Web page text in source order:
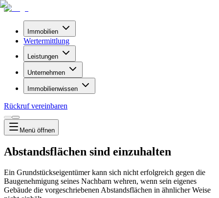
Immobilien
Wertermittlung
Leistungen
Unternehmen
Immobilienwissen
Rückruf vereinbaren
Menü öffnen
Abstandsflächen sind einzuhalten
Ein Grundstückseigentümer kann sich nicht erfolgreich gegen die
Baugenehmigung seines Nachbarn wehren, wenn sein eigenes
Gebäude die vorgeschriebenen Abstandsflächen in ähnlicher Weise